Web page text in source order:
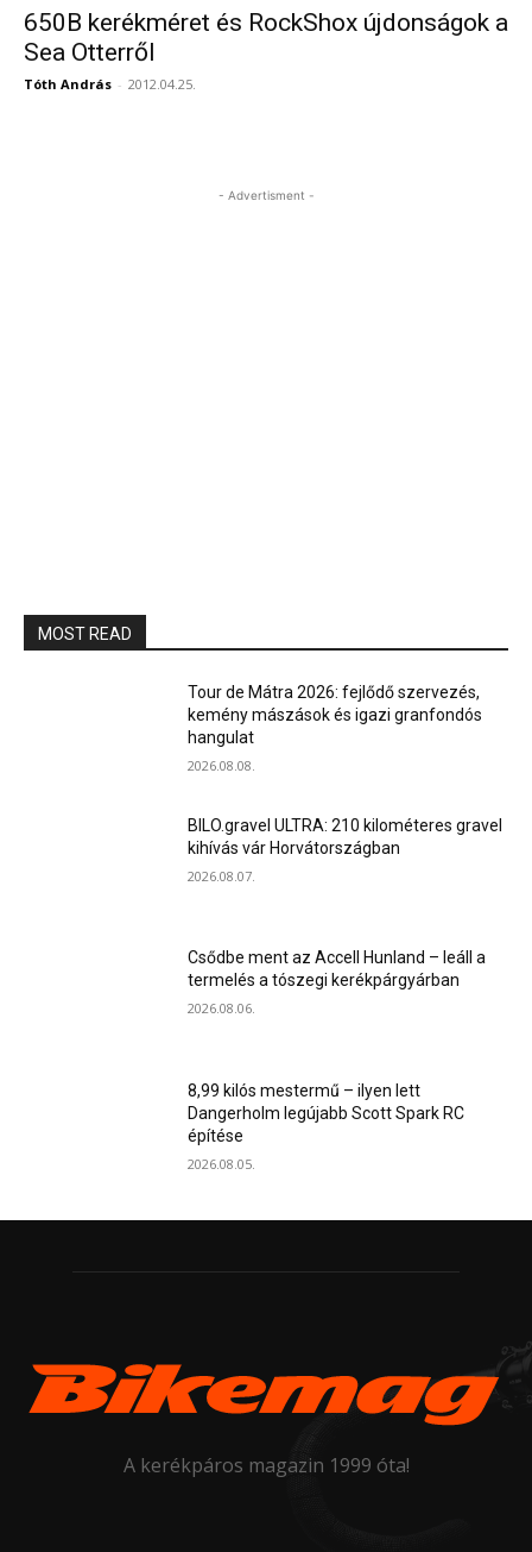
650B kerékméret és RockShox újdonságok a
Sea Otterről
Tóth András - 2012.04.25.
- Advertisment -
MOST READ
Tour de Mátra 2026: fejlődő szervezés,
kemény mászások és igazi granfondós
hangulat
2026.08.08.
BILO.gravel ULTRA: 210 kilométeres gravel
kihívás vár Horvátországban
2026.08.07.
Csődbe ment az Accell Hunland – leáll a
termelés a tószegi kerékpárgyárban
2026.08.06.
8,99 kilós mestermű – ilyen lett
Dangerholm legújabb Scott Spark RC
építése
2026.08.05.
A kerékpáros magazin 1999 óta!